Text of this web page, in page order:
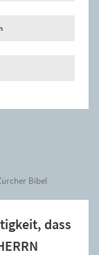
Bibel
dass